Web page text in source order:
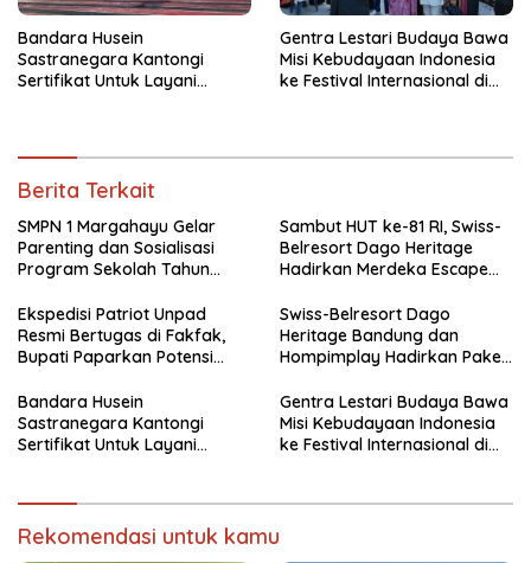
Bandara Husein
Sastranegara Kantongi
Sertifikat Untuk Layani
Gentra Lestari Budaya Bawa
Misi Kebudayaan Indonesia
ke Festival Internasional di
Berita Terkait
SMPN 1 Margahayu Gelar
Parenting dan Sosialisasi
Program Sekolah Tahun
Sambut HUT ke-81 RI, Swiss-
Belresort Dago Heritage
Hadirkan Merdeka Escape
Ekspedisi Patriot Unpad
Resmi Bertugas di Fakfak,
Bupati Paparkan Potensi
Swiss-Belresort Dago
Heritage Bandung dan
Hompimplay Hadirkan Paket
Bandara Husein
Sastranegara Kantongi
Sertifikat Untuk Layani
Gentra Lestari Budaya Bawa
Misi Kebudayaan Indonesia
ke Festival Internasional di
Rekomendasi untuk kamu